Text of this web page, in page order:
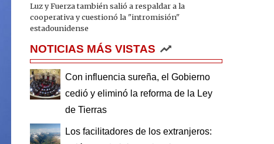
Luz y Fuerza también salió a respaldar a la
cooperativa y cuestionó la "intromisión"
estadounidense
NOTICIAS MÁS VISTAS
Con influencia sureña, el Gobierno
cedió y eliminó la reforma de la Ley
de Tierras
Los facilitadores de los extranjeros: